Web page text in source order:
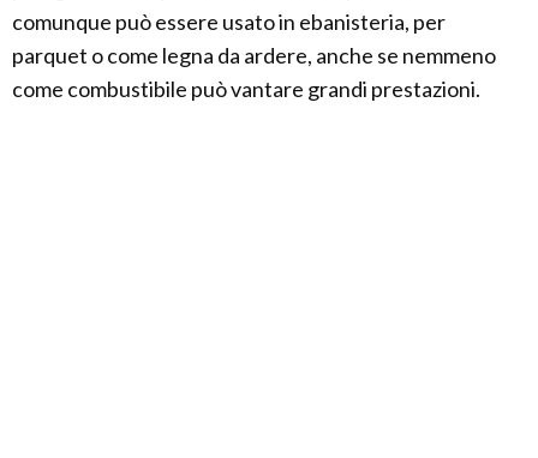
comunque può essere usato in ebanisteria, per
parquet o come legna da ardere, anche se nemmeno
come combustibile può vantare grandi prestazioni.